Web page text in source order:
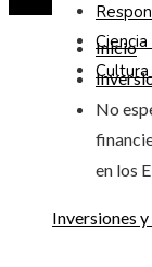
Inicio
No
en los
Inversiones